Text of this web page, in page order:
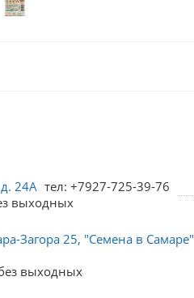
д. 24А тел: +7927-725-39-76
выходных
Загора 25, "Семена в Самаре"
выходных